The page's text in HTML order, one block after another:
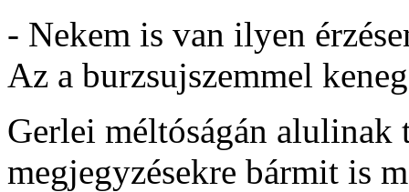
- Nekem is van ilyen
Az a burzsujszemmel
Gerlei méltóságán alulinak
megjegyzésekre bármit is